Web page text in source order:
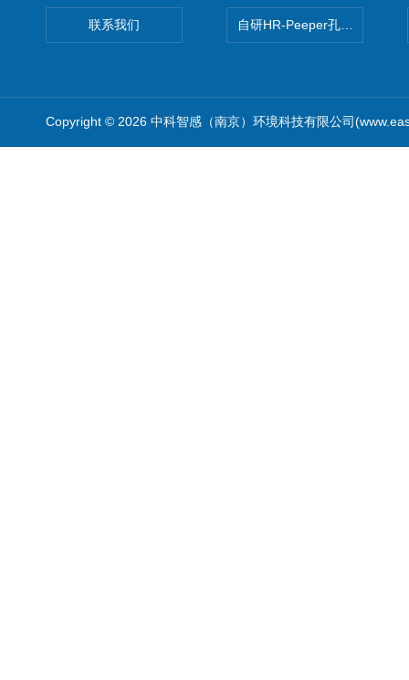
联系我们 自研HR-Peeper孔隙水采样器
Copyright © 2026 中科智感（南京）环境科技有限公司